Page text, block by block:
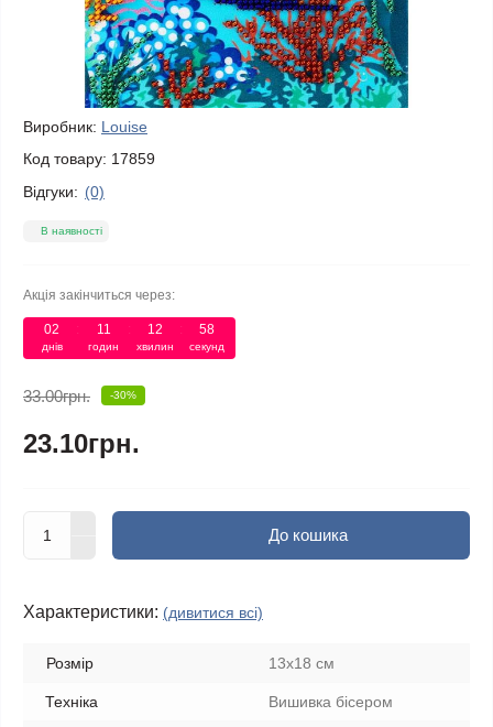
Виробник: Louise
Код товару: 17859
Відгуки: (0)
В наявності
Акція закінчиться через:
02
днів
11
годин
12
хвилин
58
секунд
33.00грн. -30%
23.10грн.
До кошика
Характеристики: (дивитися всі)
Розмір 13x18 см
Техніка Вишивка бісером